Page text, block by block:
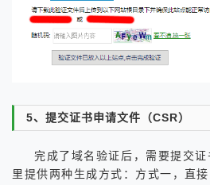
5、提交证书申请文件（CSR）
完成了域名验证后，需要提交
里提供两种生成方式：方式一，直